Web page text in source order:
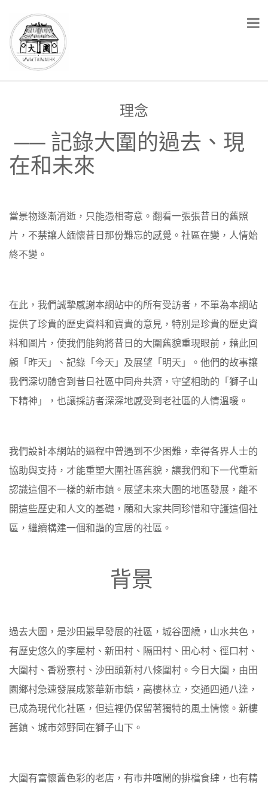
理念
── 記錄大圍的過去、現
在和未來
當景物逐漸消逝，只能憑相寄意。翻看一張張昔日的舊照
片，不禁讓人緬懷昔日那份難忘的感覺。社區在變，人情始
終不變。
在此，我們誠摯感謝本網站中的所有受訪者，不單為本網站
提供了珍貴的歷史資料和寶貴的意見，特別是珍貴的歷史資
料和圖片，使我們能夠將昔日的大圍舊貌重現眼前，藉此回
顧「昨天」、記錄「今天」及展望「明天」。他們的故事讓
我們深切體會到昔日社區中同舟共濟，守望相助的「獅子山
下精神」，也讓採訪者深深地感受到老社區的人情溫暖。
我們設計本網站的過程中曾遇到不少困難，幸得各界人士的
協助與支持，才能重塑大圍社區舊貌，讓我們和下一代重新
認識這個不一樣的新市鎮。展望未來大圍的地區發展，離不
開這些歷史和人文的基礎，願和大家共同珍惜和守護這個社
區，繼續構建一個和諧的宜居的社區。
背景
過去大圍，是沙田最早發展的社區，城谷圍繞，山水共色，
有歷史悠久的李屋村、新田村、隔田村、田心村、徑口村、
大圍村、香粉寮村、沙田頭新村八條圍村。今日大圍，由田
園鄉村急速發展成繁華新市鎮，高樓林立，交通四通八達，
已成為現代化社區，但這裡仍保留著獨特的風土情懷。新樓
舊鎮、城市郊野同在獅子山下。
大圍有富懷舊色彩的老店，有巿井喧鬧的排檔食肆，也有精